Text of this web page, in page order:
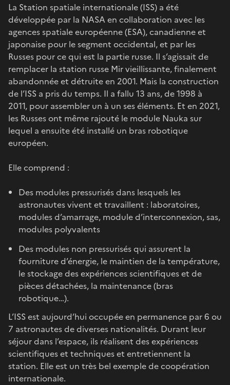
La Station spatiale internationale (ISS) a été
développée par la NASA en collaboration avec les
agences spatiale européenne (ESA), canadienne et
japonaise pour le segment occidental, et par les
Russes pour ce qui est la partie russe. Il s’agissait de
remplacer la station russe Mir vieillissante, finalement
abandonnée et détruite en 2001. Mais la construction
de l’ISS a pris du temps. Il a fallu 13 ans, de 1998 à
2011, pour assembler un à un ses éléments. Et en 2021,
les Russes ont même rajouté le module Nauka sur
lequel a ensuite été installé un bras robotique
européen.
Elle comprend :
Des modules pressurisés dans lesquels les
astronautes vivent et travaillent : laboratoires,
modules d’amarrage, module d’interconnexion, sas,
modules polyvalents
Des modules non pressurisés qui assurent la
fourniture d’énergie, le maintien de la température,
le stockage des expériences scientifiques et de
pièces détachées, la maintenance (bras
robotique…).
L’ISS est aujourd’hui occupée en permanence par 6 ou
7 astronautes de diverses nationalités. Durant leur
séjour dans l’espace, ils réalisent des expériences
scientifiques et techniques et entretiennent la
station. Elle est un très bel exemple de coopération
internationale.